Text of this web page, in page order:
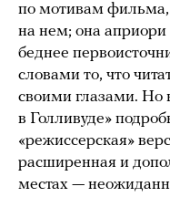
по мотивам фильма,
на нем; она
беднее
словами то, что
своими глазами. Но
в Голливуде»
«режиссерская»
расширенная и
местах —